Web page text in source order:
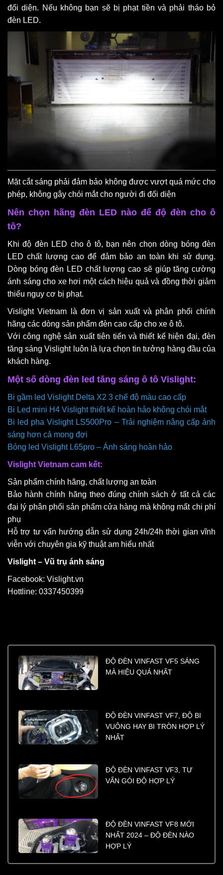
đối diện. Nếu không bạn sẽ bị phạt tiền và phải tháo bỏ
đèn LED.
Mặt cắt sáng phải đảm bảo không được vượt quá mức cho
phép, không gây chói mắt cho người đi đối diện
Nên chọn hãng đèn LED nào để độ đèn cho ô
tô?
Khi độ đèn LED cho ô tô, bạn nên chọn dòng bóng đèn
LED chất lượng cao để đảm bảo an toàn khi sử dụng.
Dòng bóng đèn LED chất lượng cao sẽ giúp tăng cường
ánh sáng cho xe hơi một cách hiệu quả và đồng thời giảm
thiểu nguy cơ bị phạt.
Vislight Vietnam là đơn vị sản xuất và phân phối chính
hãng các dòng sản phẩm đèn cao cấp cho xe ô tô.
Với công nghệ sản xuất tiên tiến và thiết kế hiện đại, đèn
tăng sáng Vislight luôn là lựa chọn tin tưởng hàng đầu của
khách hàng.
Một số dòng đèn led tăng sáng ô tô Vislight:
Bi gầm led Vislight Delta X2 3 chế độ màu cao cấp
Bi Led mini H4 Vislight thiết kế hoàn hảo không chói mắt
Bi led pha Vislight LS500Pro – Trải nghiệm nâng cấp ánh
sáng hơn cả mong đợi
Bóng led Vislight L65pro – Ánh sáng hoàn hảo
Vislight Vietnam cam kết:
Sản phẩm chính hãng, chất lượng an toàn
Bảo hành chính hãng theo đúng chính sách ở tất cả các
đại lý phân phối sản phẩm cửa hàng mà không mất chi phí
phụ
Hỗ trợ tư vấn hướng dẫn sử dụng 24h/24h thời gian vĩnh
viễn với chuyên gia kỹ thuật am hiểu nhất
Vislight – Vũ trụ ánh sáng
Facebook: Vislight.vn
Hottline: 0337450399
ĐỘ ĐÈN VINFAST VF5 SÁNG
MÀ HIỆU QUẢ NHẤT
ĐỘ ĐÈN VINFAST VF7, ĐỘ BI
VUÔNG HAY BI TRÒN HỢP LÝ
NHẤT
ĐỘ ĐÈN VINFAST VF3, TƯ
VẤN GÓI ĐỘ HỢP LÝ
ĐỘ ĐÈN VINFAST VF8 MỚI
NHẤT 2024 – ĐỘ ĐÈN NÀO
HỢP LÝ